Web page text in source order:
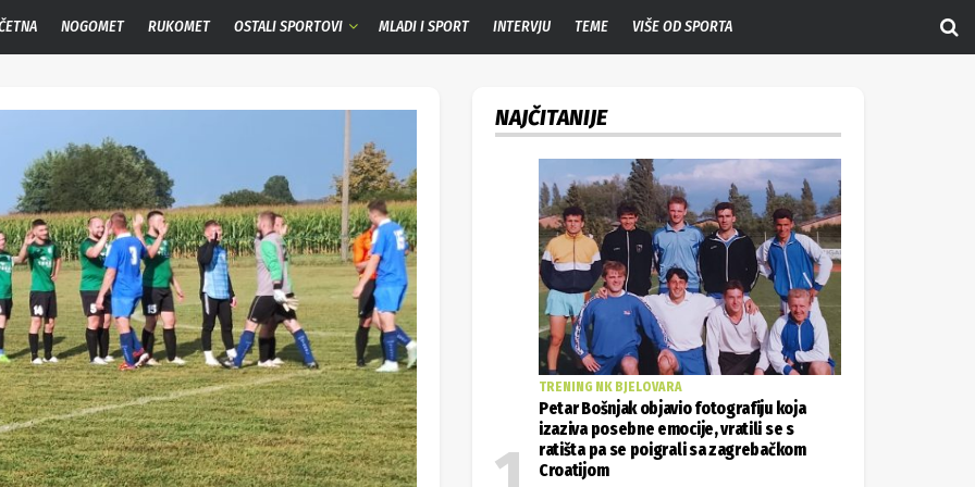
NOGOMET RUKOMET OSTALI SPORTOVI MLADI I SPORT INTERVJU TEME VIŠE OD SPORTA
NAJČITANIJE
TRENING NK BJELOVARA
Petar Bošnjak objavio fotografiju koja
izaziva posebne emocije, vratili se s
ratišta pa se poigrali sa zagrebačkom
Croatijom